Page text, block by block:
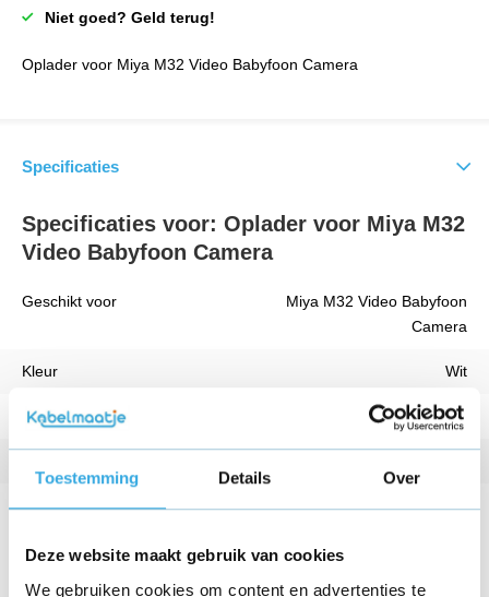
Toestemming Details Over
Deze website maakt gebruik van cookies
We gebruiken cookies om content en advertenties te
Niet goed? Geld terug!
Oplader voor Miya M32 Video Babyfoon Camera
Specificaties
Specificaties voor: Oplader voor Miya M32
Video Babyfoon Camera
Geschikt voor
Miya M32 Video Babyfoon
Camera
Kleur Wit
Vermogen 5 W
Voltage 5 V
Bekijk alle specificaties